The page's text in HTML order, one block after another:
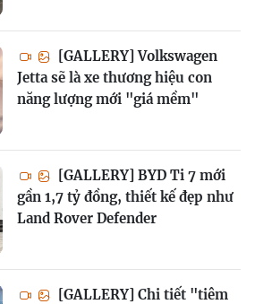
[GALLERY] Volkswagen
Jetta sẽ là xe thương hiệu con
năng lượng mới "giá mềm"
[GALLERY] BYD Ti 7 mới
gần 1,7 tỷ đồng, thiết kế đẹp như
Land Rover Defender
[GALLERY] Chi tiết "tiêm